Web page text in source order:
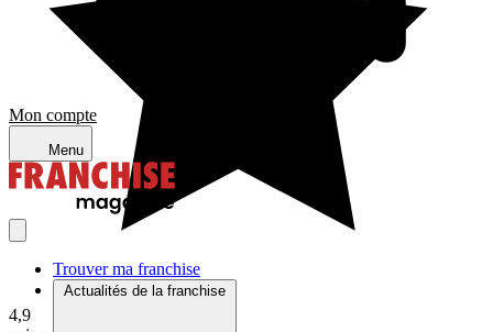
Mon compte
Menu
Trouver ma franchise
Actualités de la franchise
4,9